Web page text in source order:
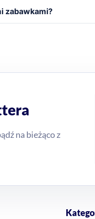
zabawkami?
na bieżąco z